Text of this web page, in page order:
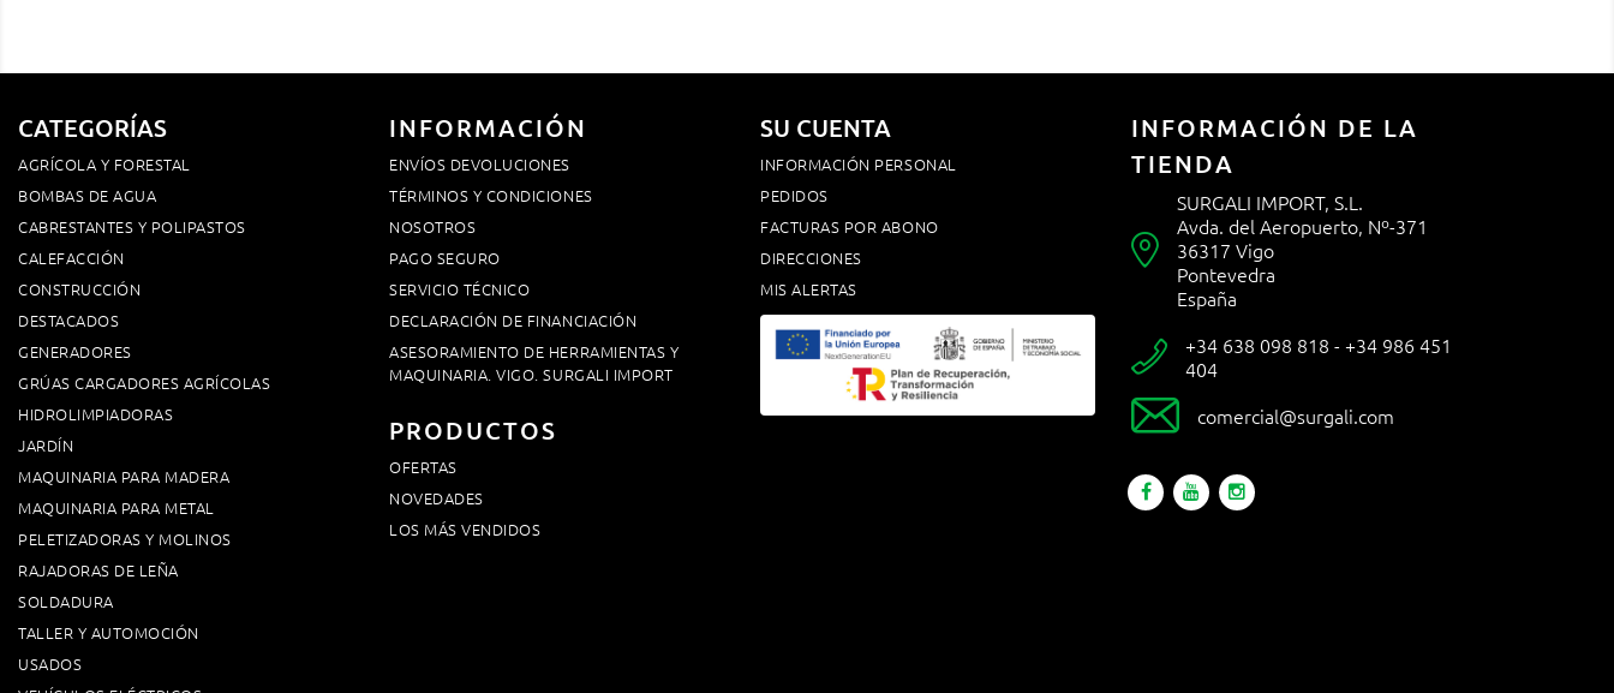
CATEGORÍAS
AGRÍCOLA Y FORESTAL
BOMBAS DE AGUA
CABRESTANTES Y POLIPASTOS
CALEFACCIÓN
CONSTRUCCIÓN
DESTACADOS
GENERADORES
GRÚAS CARGADORES AGRÍCOLAS
HIDROLIMPIADORAS
JARDÍN
MAQUINARIA PARA MADERA
MAQUINARIA PARA METAL
PELETIZADORAS Y MOLINOS
RAJADORAS DE LEÑA
SOLDADURA
TALLER Y AUTOMOCIÓN
USADOS
INFORMACIÓN
ENVÍOS DEVOLUCIONES
TÉRMINOS Y CONDICIONES
NOSOTROS
PAGO SEGURO
SERVICIO TÉCNICO
DECLARACIÓN DE FINANCIACIÓN
ASESORAMIENTO DE HERRAMIENTAS Y
MAQUINARIA. VIGO. SURGALI IMPORT
PRODUCTOS
OFERTAS
NOVEDADES
LOS MÁS VENDIDOS
SU CUENTA
INFORMACIÓN PERSONAL
PEDIDOS
FACTURAS POR ABONO
DIRECCIONES
MIS ALERTAS
INFORMACIÓN DE LA
TIENDA

SURGALI IMPORT, S.L.
Avda. del Aeropuerto, Nº-371
36317 Vigo
Pontevedra
España

+34 638 098 818 - +34 986 451
404
 comercial@surgali.com